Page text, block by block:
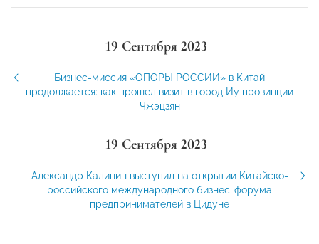
19 Сентября 2023
Бизнес-миссия «ОПОРЫ РОССИИ» в Китай
продолжается: как прошел визит в город Иу провинции
Чжэцзян
19 Сентября 2023
Александр Калинин выступил на открытии Китайско-
российского международного бизнес-форума
предпринимателей в Цидуне